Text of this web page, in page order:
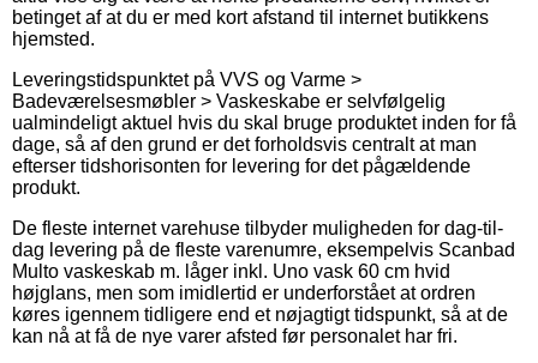
betinget af at du er med kort afstand til internet butikkens
hjemsted.
Leveringstidspunktet på VVS og Varme >
Badeværelsesmøbler > Vaskeskabe er selvfølgelig
ualmindeligt aktuel hvis du skal bruge produktet inden for få
dage, så af den grund er det forholdsvis centralt at man
efterser tidshorisonten for levering for det pågældende
produkt.
De fleste internet varehuse tilbyder muligheden for dag-til-
dag levering på de fleste varenumre, eksempelvis Scanbad
Multo vaskeskab m. låger inkl. Uno vask 60 cm hvid
højglans, men som imidlertid er underforstået at ordren
køres igennem tidligere end et nøjagtigt tidspunkt, så at de
kan nå at få de nye varer afsted før personalet har fri.